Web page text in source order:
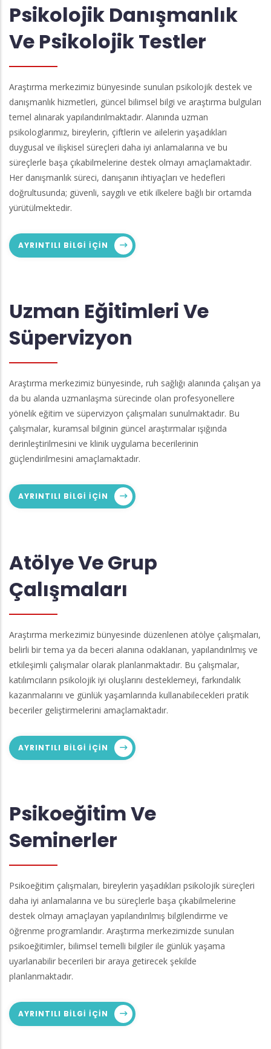
Psikolojik Danışmanlık
Ve Psikolojik Testler
Araştırma merkezimiz bünyesinde sunulan psikolojik destek ve
danışmanlık hizmetleri, güncel bilimsel bilgi ve araştırma bulguları
temel alınarak yapılandırılmaktadır. Alanında uzman
psikologlarımız, bireylerin, çiftlerin ve ailelerin yaşadıkları
duygusal ve ilişkisel süreçleri daha iyi anlamalarına ve bu
süreçlerle başa çıkabilmelerine destek olmayı amaçlamaktadır.
Her danışmanlık süreci, danışanın ihtiyaçları ve hedefleri
doğrultusunda; güvenli, saygılı ve etik ilkelere bağlı bir ortamda
yürütülmektedir.
AYRINTILI BILGI IÇIN
Uzman Eğitimleri Ve
Süpervizyon
Araştırma merkezimiz bünyesinde, ruh sağlığı alanında çalışan ya
da bu alanda uzmanlaşma sürecinde olan profesyonellere
yönelik eğitim ve süpervizyon çalışmaları sunulmaktadır. Bu
çalışmalar, kuramsal bilginin güncel araştırmalar ışığında
derinleştirilmesini ve klinik uygulama becerilerinin
güçlendirilmesini amaçlamaktadır.
AYRINTILI BILGI IÇIN
Atölye Ve Grup
Çalışmaları
Araştırma merkezimiz bünyesinde düzenlenen atölye çalışmaları,
belirli bir tema ya da beceri alanına odaklanan, yapılandırılmış ve
etkileşimli çalışmalar olarak planlanmaktadır. Bu çalışmalar,
katılımcıların psikolojik iyi oluşlarını desteklemeyi, farkındalık
kazanmalarını ve günlük yaşamlarında kullanabilecekleri pratik
beceriler geliştirmelerini amaçlamaktadır.
AYRINTILI BILGI IÇIN
Psikoeğitim Ve
Seminerler
Psikoeğitim çalışmaları, bireylerin yaşadıkları psikolojik süreçleri
daha iyi anlamalarına ve bu süreçlerle başa çıkabilmelerine
destek olmayı amaçlayan yapılandırılmış bilgilendirme ve
öğrenme programlarıdır. Araştırma merkezimizde sunulan
psikoeğitimler, bilimsel temelli bilgiler ile günlük yaşama
uyarlanabilir becerileri bir araya getirecek şekilde
planlanmaktadır.
AYRINTILI BILGI IÇIN